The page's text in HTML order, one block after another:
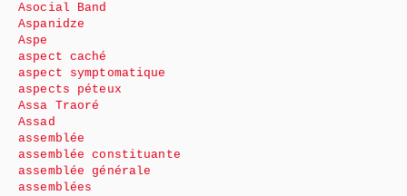
Asocial Band
Aspanidze
Aspe
aspect caché
aspect symptomatique
aspects péteux
Assa Traoré
Assad
assemblée
assemblée constituante
assemblée générale
assemblées